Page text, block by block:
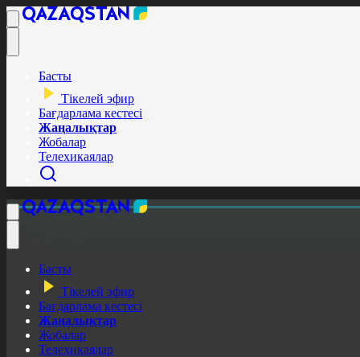
Басты
Тікелей эфир
Бағдарлама кестесі
Жаңалықтар
Жобалар
Телехикаялар
Басты
Тікелей эфир
Бағдарлама кестесі
Жаңалықтар
Жобалар
Телехикаялар